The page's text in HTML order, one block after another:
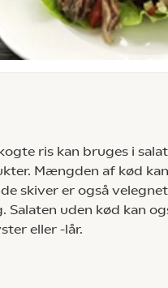
ris kan bruges i
Mængden af kød
skiver er også
Salaten uden kød kan
eller -lår.